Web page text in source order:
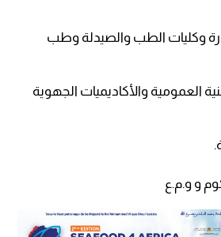
وكليات الطب والصيدلة وطب
العمومية والأكاديميات الجهوية